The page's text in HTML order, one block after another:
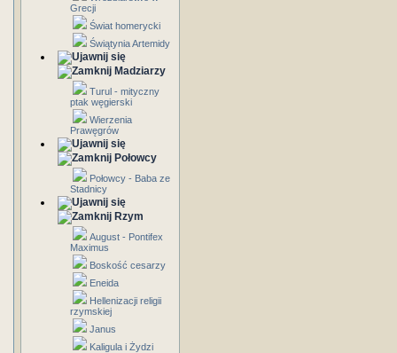
Grecji
Świat homerycki
Świątynia Artemidy
Madziarzy
Turul - mityczny
ptak węgierski
Wierzenia
Prawęgrów
Połowcy
Połowcy - Baba ze
Stadnicy
Rzym
August - Pontifex
Maximus
Boskość cesarzy
Eneida
Hellenizacji religii
rzymskiej
Janus
Kaligula i Żydzi